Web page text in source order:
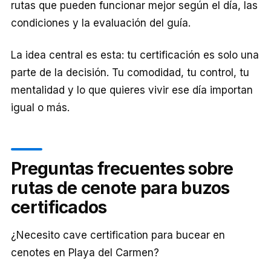
rutas que pueden funcionar mejor según el día, las
condiciones y la evaluación del guía.
La idea central es esta: tu certificación es solo una
parte de la decisión. Tu comodidad, tu control, tu
mentalidad y lo que quieres vivir ese día importan
igual o más.
Preguntas frecuentes sobre
rutas de cenote para buzos
certificados
¿Necesito cave certification para bucear en
cenotes en Playa del Carmen?